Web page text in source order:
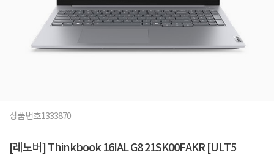
상품번호1333870
[레노버] Thinkbook 16IAL G8 21SK00FAKR [ULT5